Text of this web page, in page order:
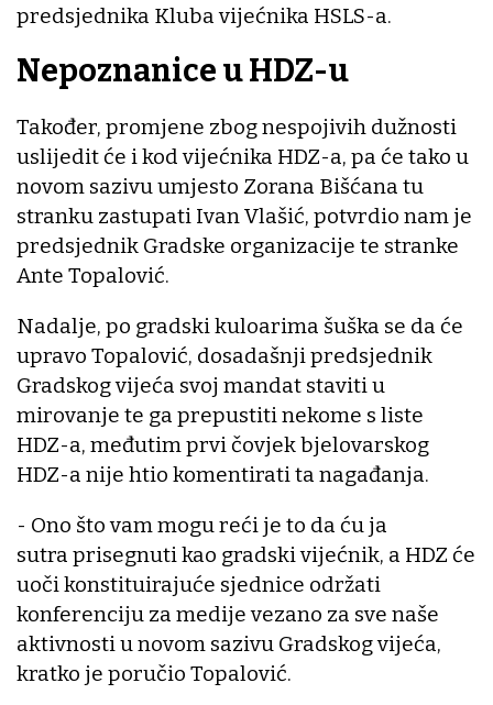
predsjednika Kluba vijećnika HSLS-a.
Nepoznanice u HDZ-u
Također, promjene zbog nespojivih dužnosti
uslijedit će i kod vijećnika HDZ-a, pa će tako u
novom sazivu umjesto Zorana Bišćana tu
stranku zastupati Ivan Vlašić, potvrdio nam je
predsjednik Gradske organizacije te stranke
Ante Topalović.
Nadalje, po gradski kuloarima šuška se da će
upravo Topalović, dosadašnji predsjednik
Gradskog vijeća svoj mandat staviti u
mirovanje te ga prepustiti nekome s liste
HDZ-a, međutim prvi čovjek bjelovarskog
HDZ-a nije htio komentirati ta nagađanja.
- Ono što vam mogu reći je to da ću ja
sutra prisegnuti kao gradski vijećnik, a HDZ će
uoči konstituirajuće sjednice održati
konferenciju za medije vezano za sve naše
aktivnosti u novom sazivu Gradskog vijeća,
kratko je poručio Topalović.